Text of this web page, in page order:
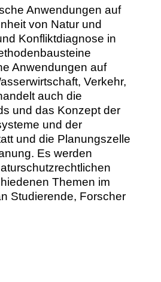
Anwendungen auf
von Natur und
Konfliktdiagnose in
Anwendungen auf
Verkehr,
auch die
und das Konzept der
und der
und die Planungszelle
Es werden
Themen im
Studierende, Forscher